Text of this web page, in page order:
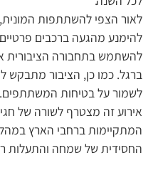
לאור הצפי להשתתפות
להימנע מהגעה ברכבים
להשתמש בתחבורה הציבורית
ברגל. כמו כן, הציבור מתבקש
לשמור על בטיחות המשתתפים.
אירוע זה מצטרף לשורה של
המתקיימות ברחבי הארץ
החסידית של שמחה והתעלות